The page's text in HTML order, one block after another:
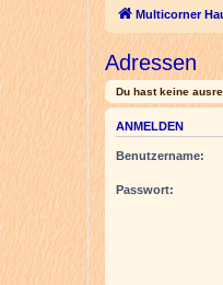
Multicorner
Adressen
Du hast keine
ANMELDEN
Benutzername:
Passwort: